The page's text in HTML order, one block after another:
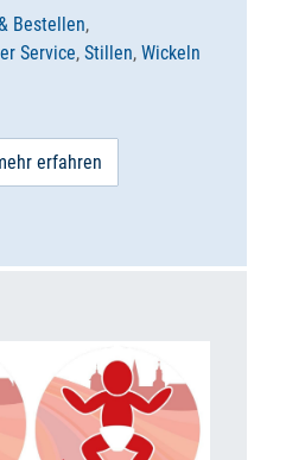
Bestellen,
Service, Stillen, Wickeln
erfahren